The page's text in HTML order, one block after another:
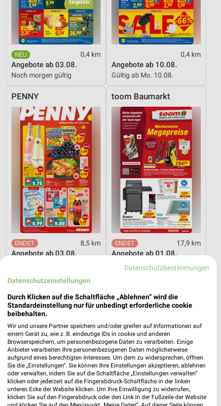
0,4 km
Angebote ab 03.08.
Noch morgen gültig
0,4 km
Angebote ab 10.08.
Gültig ab Mo. 10.08.
PENNY
8,5 km
Angebote ab 03.08.
toom Baumarkt
17,9 km
Angebote ab 01.08.
Noch heute gültig
Zurbrüggen
Datenschutzbestimmungen
Datenschutzeinstellungen
Durch Klicken auf die Schaltfläche „Ablehnen“ wird die
Standardeinstellung nur für unbedingt erforderliche cookie
beibehalten.
Wir und unsere Partner speichern und/oder greifen auf Informationen auf
einem Gerät zu, wie z. B. eindeutige IDs in cookie und anderen
Browserspeichern, um personenbezogene Daten zu verarbeiten. Einige
Anbieter verarbeiten Ihre personenbezogenen Daten möglicherweise
aufgrund eines berechtigten Interesses. Um dem zu widersprechen, öffnen
Sie die „Einstellungen“. Sie können Ihre Einstellungen akzeptieren, ablehnen
oder verwalten, indem Sie auf die Schaltfläche „Einstellungen verwalten“
klicken oder jederzeit auf die Fingerabdruck-Schaltfläche in der linken
unteren Ecke der Website klicken. Um Ihre Einwilligung zu widerrufen,
klicken Sie auf den Fingerabdruck oder den Link in der Fußzeile der Website